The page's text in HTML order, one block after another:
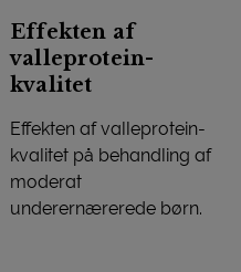
Effekten af
valleprotein-
kvalitet
Effekten af valleprotein-
kvalitet på behandling af
moderat
underernærerede børn.